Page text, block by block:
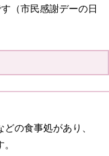
（市民感謝デーの日
の食事処があり、